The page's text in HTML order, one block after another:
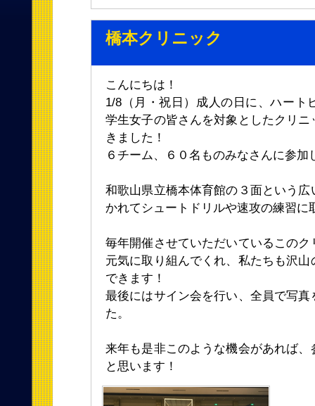
橋本クリニック
こんにちは！
1/8（月・祝日）成人の日に、ハート
学生女子の皆さんを対象としたクリ
きました！
６チーム、６０名ものみなさんに参加
和歌山県立橋本体育館の３面という
かれてシュートドリルや速攻の練習に
毎年開催させていただいているこの
元気に取り組んでくれ、私たちも沢
できます！
最後にはサイン会を行い、全員で写
た。
来年も是非このような機会があれば
と思います！